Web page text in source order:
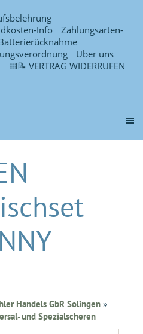
Info
Zahlungsarten-
Über uns
🟨📝 VERTRAG WIDERRUFEN
Handels GbR Solingen »
und Spezialscheren